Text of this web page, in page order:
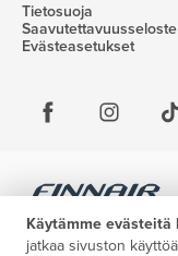
Tietosuoja
Saavutettavuusseloste
Evästeasetukset
Käytämme evästeitä
jatkaa sivuston